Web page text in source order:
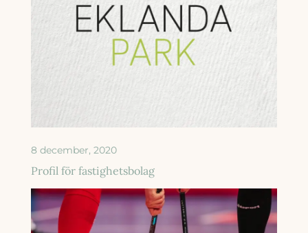
8 december, 2020
Profil för fastighetsbolag